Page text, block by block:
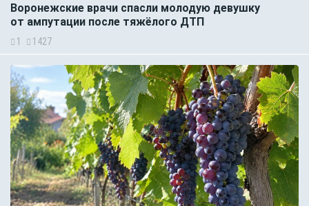
Воронежские врачи спасли молодую девушку
от ампутации после тяжёлого ДТП
1 1427